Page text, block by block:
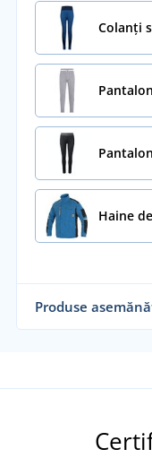
Colanți
Haine
Produse